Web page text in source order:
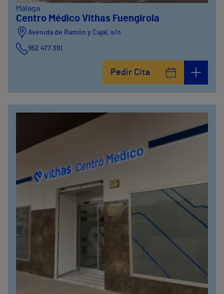
Málaga
Centro Médico Vithas Fuengirola
Avenida de Ramón y Cajal, s/n
952 477 310
Pedir Cita